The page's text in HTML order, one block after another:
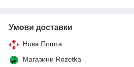
Умови доставки
Нова Пошта
Магазини Rozetka